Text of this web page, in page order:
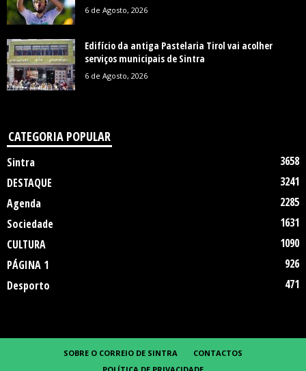
6 de Agosto, 2026
Edifício da antiga Pastelaria Tirol vai acolher
serviços municipais de Sintra
6 de Agosto, 2026
CATEGORIA POPULAR
Sintra
3658
DESTAQUE
3241
Agenda
2285
Sociedade
1631
CULTURA
1090
PÁGINA 1
926
Desporto
471
SOBRE O CORREIO DE SINTRA
CONTACTOS